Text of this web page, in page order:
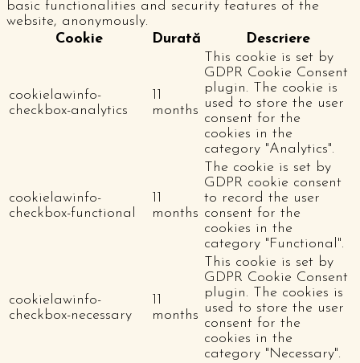
basic functionalities and security features of the
website, anonymously.
Cookie
Durată Descriere
cookielawinfo-
checkbox-analytics
11
months
This cookie is set by
GDPR Cookie Consent
plugin. The cookie is
used to store the user
consent for the
cookies in the
category "Analytics".
cookielawinfo-
checkbox-functional
11
months
The cookie is set by
GDPR cookie consent
to record the user
consent for the
cookies in the
category "Functional".
cookielawinfo-
checkbox-necessary
11
months
This cookie is set by
GDPR Cookie Consent
plugin. The cookies is
used to store the user
consent for the
cookies in the
category "Necessary".